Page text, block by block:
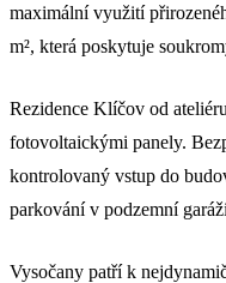
maximální využití
m², která poskytuje
Rezidence Klíčov od
fotovoltaickými panely.
kontrolovaný vstup do
parkování v podzemní
Vysočany patří k